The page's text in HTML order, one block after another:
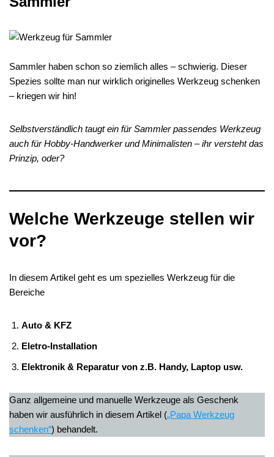
Sammler haben schon so ziemlich alles – schwierig. Dieser
Spezies sollte man nur wirklich originelles Werkzeug schenken
– kriegen wir hin!
Selbstverständlich taugt ein für Sammler passendes Werkzeug
auch für Hobby-Handwerker und Minimalisten – ihr versteht das
Prinzip, oder?
Welche Werkzeuge stellen wir
vor?
In diesem Artikel geht es um spezielles Werkzeug für die
Bereiche
Auto & KFZ
Eletro-Installation
Elektronik & Reparatur von z.B. Handy, Laptop usw.
Ganz allgemeine und manuelle Werkzeuge als Geschenk
haben wir ausführlich in diesem Artikel („Papa Werkzeug
schenken“) behandelt.